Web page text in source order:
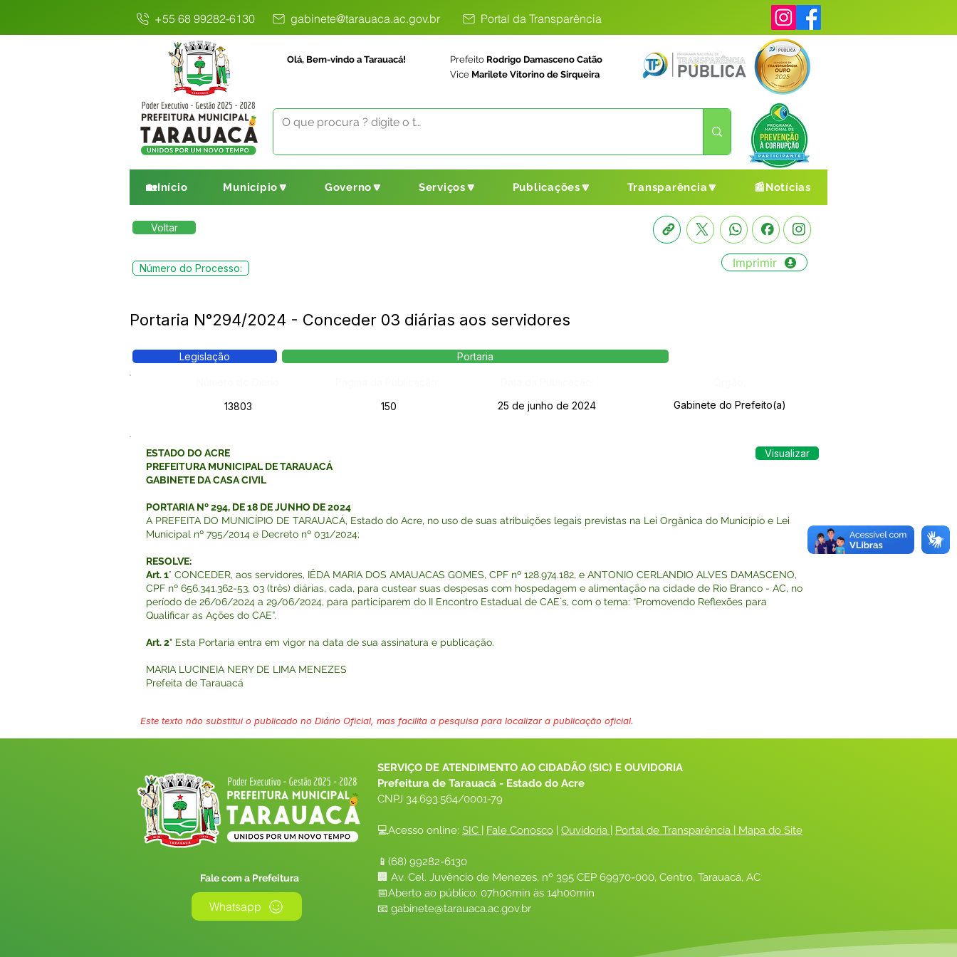
+55 68 99282-6130 gabinete@tarauaca.ac.gov.br Portal da Transparência
Olá, Bem-vindo a Tarauacá! Prefeito Rodrigo Damasceno Catão
Vice Marilete Vitorino de Sirqueira
🏡Início Município🔽 Governo🔽 Serviços🔽 Publicações🔽 Transparência🔽 📰Notícias
Voltar
Número do Processo: Imprimir
Portaria N°294/2024 - Conceder 03 diárias aos servidores
Legislação Portaria
13803
150 25 de junho de 2024 Gabinete do Prefeito(a)
ESTADO DO ACRE
PREFEITURA MUNICIPAL DE TARAUACÁ
GABINETE DA CASA CIVIL
PORTARIA Nº 294, DE 18 DE JUNHO DE 2024
A PREFEITA DO MUNICÍPIO DE TARAUACÁ, Estado do Acre, no uso de suas atribuições legais previstas na Lei Orgânica do Município e Lei
Municipal nº 795/2014 e Decreto nº 031/2024;
RESOLVE:
Art. 1° CONCEDER, aos servidores, IÊDA MARIA DOS AMAUACAS GOMES, CPF nº 128.974.182, e ANTONIO CERLANDIO ALVES DAMASCENO,
CPF nº 656.341.362-53, 03 (três) diárias, cada, para custear suas despesas com hospedagem e alimentação na cidade de Rio Branco - AC, no
período de 26/06/2024 a 29/06/2024, para participarem do II Encontro Estadual de CAE`s, com o tema: “Promovendo Reflexões para
Qualificar as Ações do CAE”.
Art. 2° Esta Portaria entra em vigor na data de sua assinatura e publicação.
MARIA LUCINEIA NERY DE LIMA MENEZES
Prefeita de Tarauacá
Visualizar
Este texto não substitui o publicado no Diário Oficial, mas facilita a pesquisa para localizar a publicação oficial.
Fale com a Prefeitura
Whatsapp
SERVIÇO DE ATENDIMENTO AO CIDADÃO (SIC) E OUVIDORIA
Prefeitura de Tarauacá - Estado do Acre
CNPJ 34.693.564/0001-79
💻Acesso online: SIC | Fale Conosco | Ouvidoria | Portal de Transparência | Mapa do Site
📱(68) 99282-6130
🏢 Av. Cel. Juvêncio de Menezes, nº 395 CEP 69970-000, Centro, Tarauacá, AC
📅Aberto ao público: 07h00min às 14h00min
📧 gabinete@tarauaca.ac.gov.br